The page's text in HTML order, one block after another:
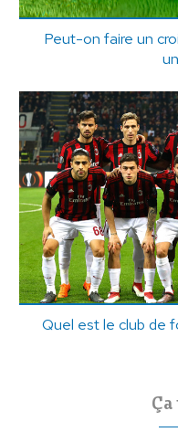
Peut-on faire un
Quel est le club de
Ça